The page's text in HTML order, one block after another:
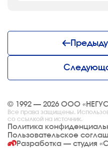
© 1992 — 2026 ООО
Все права защищены.
со ссылкой на источник.
Политика
Пользовательское
Разработка — студия